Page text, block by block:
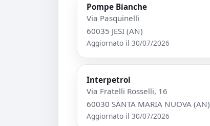
Pompe Bianche
Via Pasquinelli
60035 JESI (AN)
Aggiornato il 30/07/2026
Interpetrol
Via Fratelli Rosselli, 16
60030 SANTA MARIA NUOVA (AN)
Aggiornato il 30/07/2026